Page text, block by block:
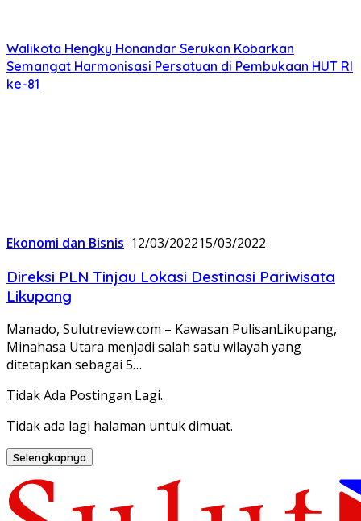
Walikota Hengky Honandar Serukan Kobarkan
Semangat Harmonisasi Persatuan di Pembukaan HUT RI
ke-81
Ekonomi dan Bisnis 12/03/202215/03/2022
Direksi PLN Tinjau Lokasi Destinasi Pariwisata
Likupang
Manado, Sulutreview.com – Kawasan PulisanLikupang,
Minahasa Utara menjadi salah satu wilayah yang
ditetapkan sebagai 5…
Tidak Ada Postingan Lagi.
Tidak ada lagi halaman untuk dimuat.
Selengkapnya